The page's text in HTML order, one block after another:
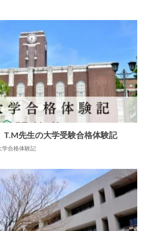
T.M先生の大学受験合格体験記
学合格体験記